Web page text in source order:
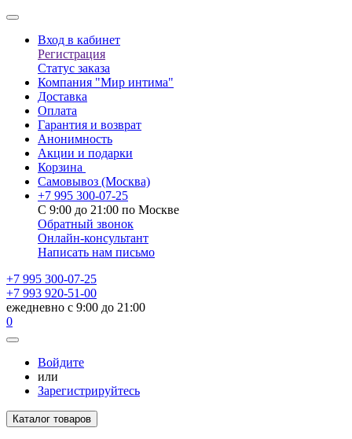
Вход в кабинет
Регистрация
Статус заказа
Компания "Мир интима"
Доставка
Оплата
Гарантия и возврат
Анонимность
Акции и подарки
Корзина
Самовывоз (Москва)
+7 995 300-07-25
С 9:00 до 21:00 по Москве
Обратный звонок
Онлайн-консультант
Написать нам письмо
+7 995 300-07-25
+7 993 920-51-00
ежедневно с 9:00 до 21:00
0
Войдите
или
Зарегистрируйтесь
Каталог товаров